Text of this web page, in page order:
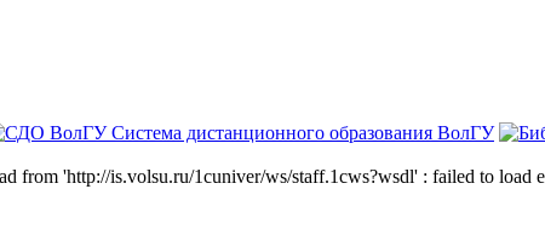
Система дистанционного образования ВолГУ
from 'http://is.volsu.ru/1cuniver/ws/staff.1cws?wsdl' : failed to load